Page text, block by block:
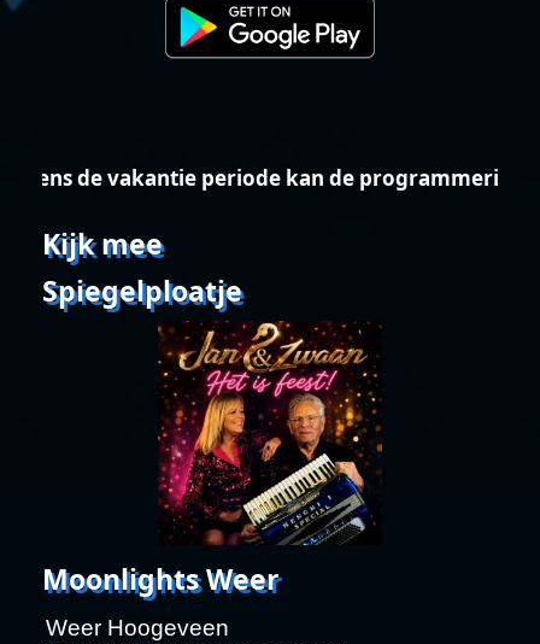
de vakantie periode kan de programmering
Kijk mee
Spiegelploatje
Moonlights Weer